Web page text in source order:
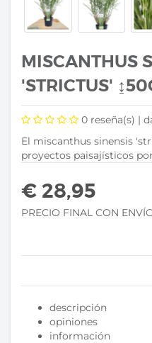
MISCANTHUS
'STRICTUS'
0 reseña(s) |
El miscanthus sinensis
proyectos paisajísticos
€ 28,95
PRECIO FINAL CON
descripción
opiniones
información